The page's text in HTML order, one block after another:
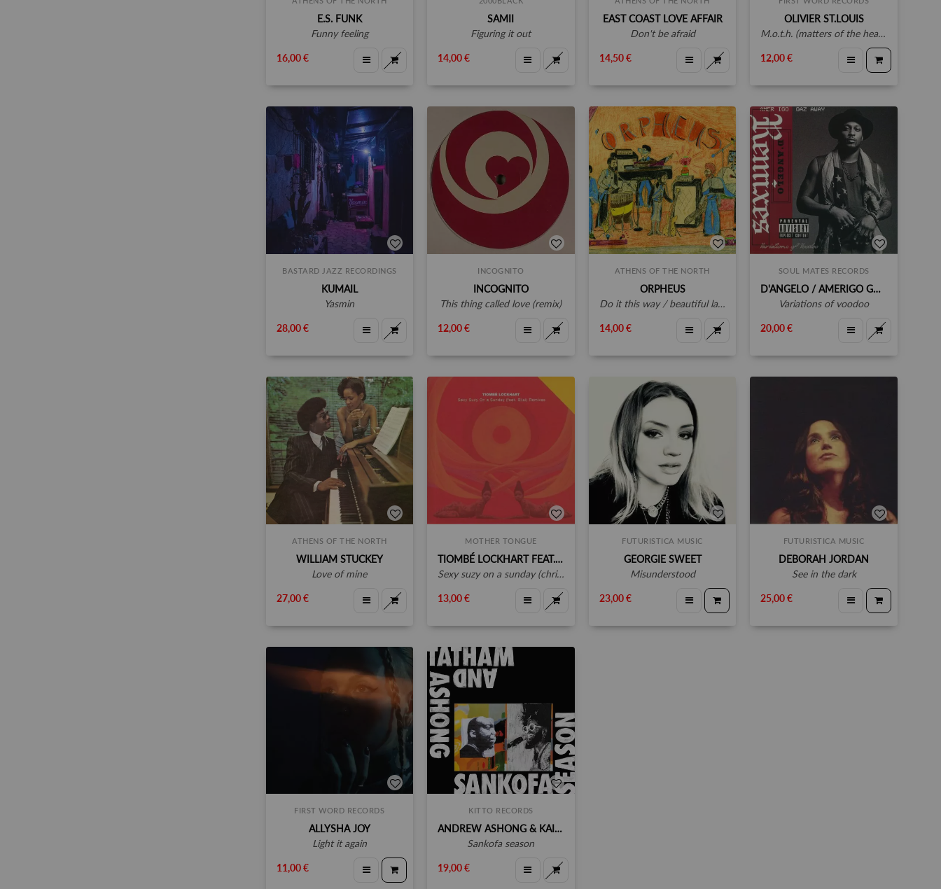
E.S. FUNK
funny feeling
16,00 €
SAMII
figuring it out
14,00 €
EAST COAST LOVE AFFAIR
don't be afraid
14,50 €
OLIVIER ST.LOUIS
m.o.t.h. (matters of the heartless)
12,00 €
BASTARD JAZZ RECORDINGS
KUMAIL
yasmin
28,00 €
INCOGNITO
INCOGNITO
this thing called love (remix)
12,00 €
ATHENS OF THE NORTH
ORPHEUS
do it this way / beautiful lady
14,00 €
SOUL MATES RECORDS
D'ANGELO / AMERIGO GAZAWAY
variations of voodoo
20,00 €
ATHENS OF THE NORTH
WILLIAM STUCKEY
love of mine
27,00 €
MOTHER TONGUE
TIOMBÉ LOCKHART FEAT. BILAL
sexy suzy on a sunday (christian scott & carlos niño remixes) 7"
13,00 €
FUTURISTICA MUSIC
GEORGIE SWEET
misunderstood
23,00 €
FUTURISTICA MUSIC
DEBORAH JORDAN
see in the dark
25,00 €
FIRST WORD RECORDS
ALLYSHA JOY
light it again
11,00 €
KITTO RECORDS
ANDREW ASHONG & KAIDI TATHAM
sankofa season
19,00 €